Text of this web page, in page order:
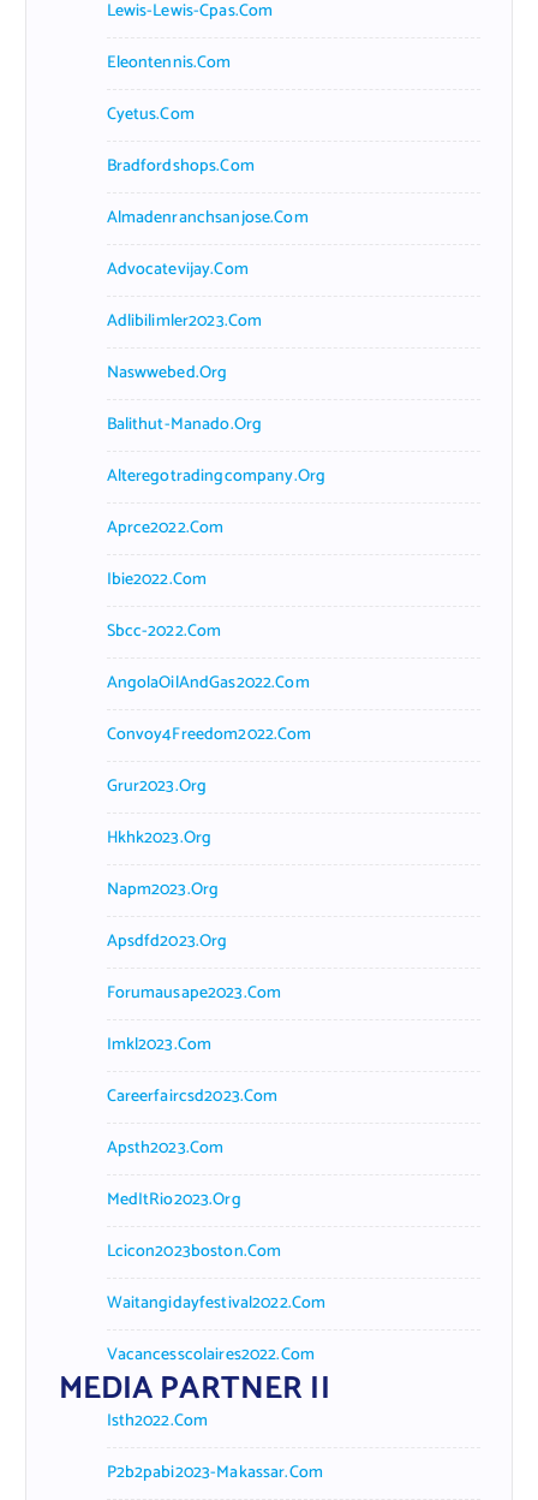
Lewis-Lewis-Cpas.com
Eleontennis.com
Cyetus.com
Bradfordshops.com
Almadenranchsanjose.com
Advocatevijay.com
Adlibilimler2023.com
Naswwebed.org
Balithut-Manado.org
Alteregotradingcompany.org
Aprce2022.com
Ibie2022.com
Sbcc-2022.com
AngolaOilAndGas2022.com
Convoy4Freedom2022.com
Grur2023.org
Hkhk2023.org
Napm2023.org
Apsdfd2023.org
Forumausape2023.com
Imkl2023.com
Careerfaircsd2023.com
Apsth2023.com
MedItRio2023.org
Lcicon2023boston.com
Waitangidayfestival2022.com
Vacancesscolaires2022.com
MEDIA PARTNER II
Isth2022.com
P2b2pabi2023-Makassar.com